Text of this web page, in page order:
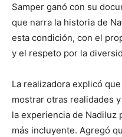
Samper ganó con su
que narra la historia de
esta condición, con el
y el respeto por la
La realizadora explicó
mostrar otras realidades
la experiencia de Nadiluz
más incluyente. Agregó